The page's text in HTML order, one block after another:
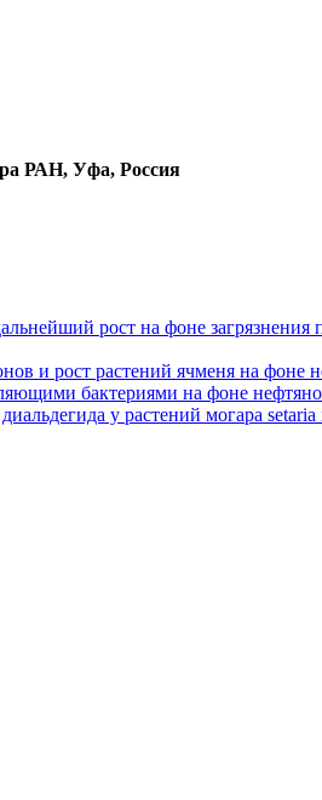
РАН, Уфа, Россия
рост на фоне
и рост растений ячменя на фоне
бактериями на фоне
у растений могара